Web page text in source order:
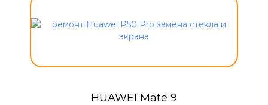
HUAWEI Mate 9